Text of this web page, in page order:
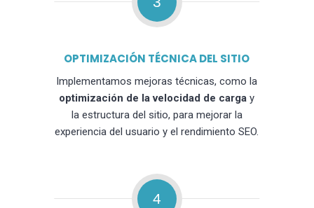
OPTIMIZACIÓN TÉCNICA DEL SITIO
Implementamos mejoras técnicas, como la
optimización de la velocidad de carga y
la estructura del sitio, para mejorar la
experiencia del usuario y el rendimiento SEO.
4